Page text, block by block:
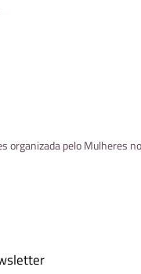
organizada pelo Mulheres